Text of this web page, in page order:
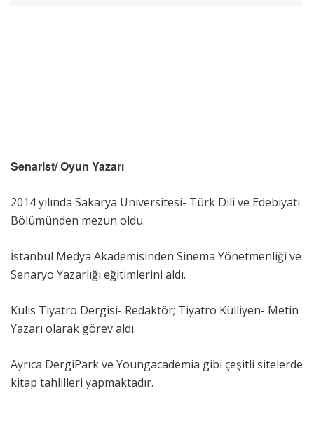
Senarist/ Oyun Yazarı
2014 yılında Sakarya Üniversitesi- Türk Dili ve Edebiyatı
Bölümünden mezun oldu.
İstanbul Medya Akademisinden Sinema Yönetmenliği ve
Senaryo Yazarlığı eğitimlerini aldı.
Kulis Tiyatro Dergisi- Redaktör; Tiyatro Külliyen- Metin
Yazarı olarak görev aldı.
Ayrıca DergiPark ve Youngacademia gibi çeşitli sitelerde
kitap tahlilleri yapmaktadır.